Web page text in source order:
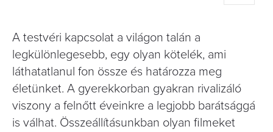
A testvéri kapcsolat a világon talán a
legkülönlegesebb, egy olyan kötelék, ami
láthatatlanul fon össze és határozza meg
életünket. A gyerekkorban gyakran rivalizáló
viszony a felnőtt éveinkre a legjobb barátsággá
is válhat. Összeállításunkban olyan filmeket